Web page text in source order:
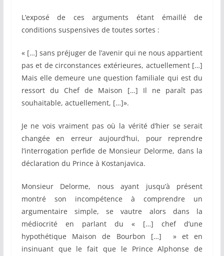
L’exposé de ces arguments étant émaillé de
conditions suspensives de toutes sortes :
« […] sans préjuger de l’avenir qui ne nous appartient
pas et de circonstances extérieures, actuellement […]
Mais elle demeure une question familiale qui est du
ressort du Chef de Maison […] Il ne paraît pas
souhaitable, actuellement, […]».
Je ne vois vraiment pas où la vérité d’hier se serait
changée en erreur aujourd’hui, pour reprendre
l’interrogation perfide de Monsieur Delorme, dans la
déclaration du Prince à Kostanjavica.
Monsieur Delorme, nous ayant jusqu’à présent
montré son incompétence à comprendre un
argumentaire simple, se vautre alors dans la
médiocrité en parlant du « […] chef d’une
hypothétique Maison de Bourbon […] » et en
insinuant que le fait que le Prince Alphonse de